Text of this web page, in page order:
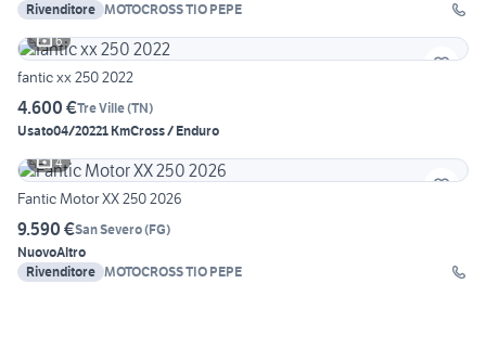
Rivenditore MOTOCROSS TIO PEPE
6
fantic xx 250 2022
4.600 €Tre Ville(TN)
Usato04/20221 KmCross / Enduro
4
Fantic Motor XX 250 2026
9.590 €San Severo(FG)
NuovoAltro
Rivenditore MOTOCROSS TIO PEPE